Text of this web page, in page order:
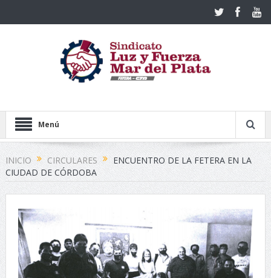
Menú
INICIO CIRCULARES
ENCUENTRO DE LA FETERA EN LA
CIUDAD DE CÓRDOBA